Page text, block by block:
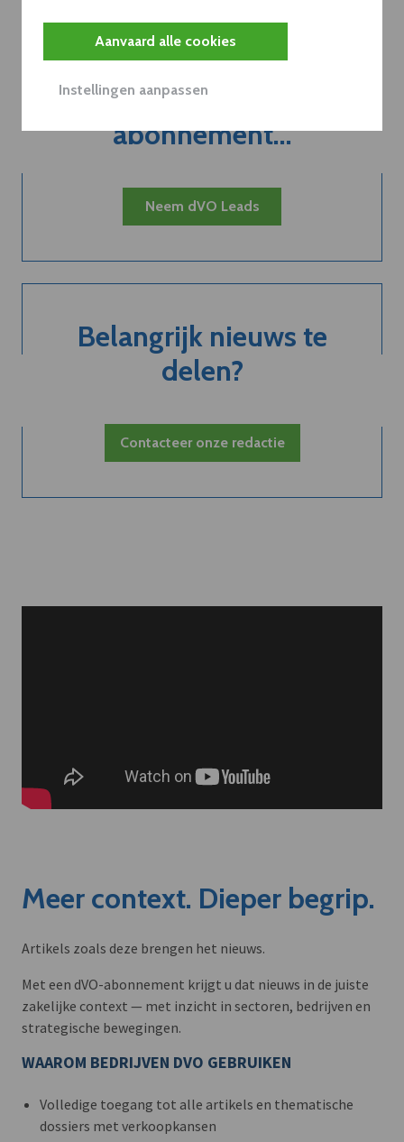
Aanvaard alle cookies
Instellingen aanpassen
Kort de voordelen
van een
abonnement...
Neem dVO Leads
Belangrijk nieuws te
delen?
Contacteer onze redactie
Meer context. Dieper begrip.
Artikels zoals deze brengen het nieuws.
Met een dVO-abonnement krijgt u dat nieuws in de juiste
zakelijke context — met inzicht in sectoren, bedrijven en
strategische bewegingen.
WAAROM BEDRIJVEN DVO GEBRUIKEN
Volledige toegang tot alle artikels en thematische
dossiers met verkoopkansen